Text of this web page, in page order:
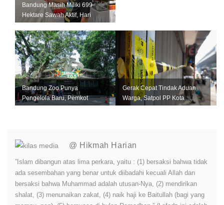
Bandung Masih Miliki 699
Hektare Sawah Aktif, Hari
Momentum...
Bandung Zoo Punya
Pengelola Baru, Pemkot
Gerak Cepat Tindak Aduan
Warga, Satpol PP Kota
@ Hikmah Harian
”Islam dibangun atas lima perkara, yaitu : (1) bersaksi bahwa tidak
ada sesembahan yang benar untuk diibadahi kecuali Allah dan
bersaksi bahwa Muhammad adalah utusan-Nya, (2) mendirikan
shalat, (3) menunaikan zakat, (4) naik haji ke Baitullah (bagi yang